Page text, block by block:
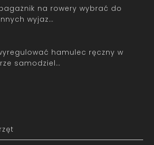
na rowery wybrać do
wyjaz…
hamulec ręczny w
samodziel…